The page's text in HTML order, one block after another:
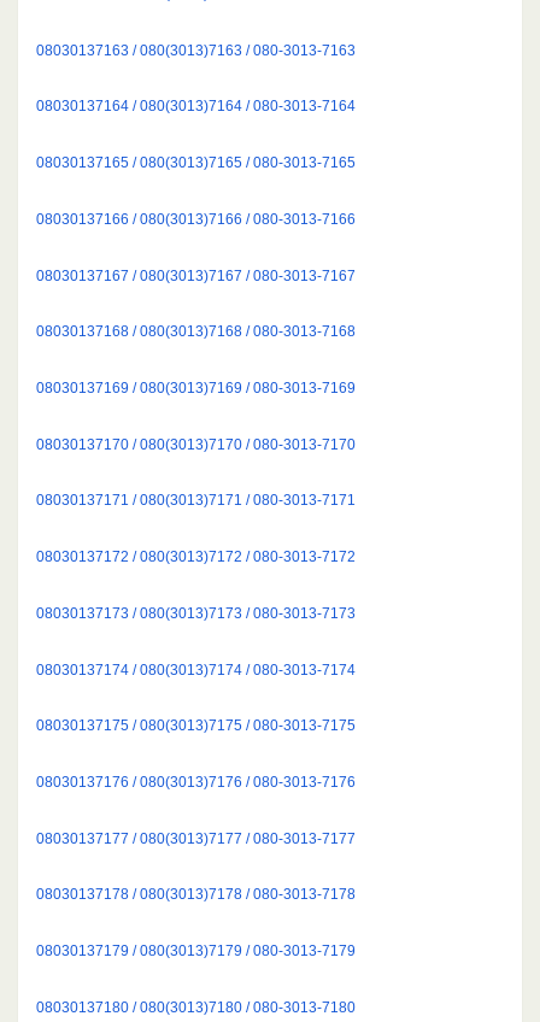
08030137163 / 080(3013)7163 / 080-3013-7163
08030137164 / 080(3013)7164 / 080-3013-7164
08030137165 / 080(3013)7165 / 080-3013-7165
08030137166 / 080(3013)7166 / 080-3013-7166
08030137167 / 080(3013)7167 / 080-3013-7167
08030137168 / 080(3013)7168 / 080-3013-7168
08030137169 / 080(3013)7169 / 080-3013-7169
08030137170 / 080(3013)7170 / 080-3013-7170
08030137171 / 080(3013)7171 / 080-3013-7171
08030137172 / 080(3013)7172 / 080-3013-7172
08030137173 / 080(3013)7173 / 080-3013-7173
08030137174 / 080(3013)7174 / 080-3013-7174
08030137175 / 080(3013)7175 / 080-3013-7175
08030137176 / 080(3013)7176 / 080-3013-7176
08030137177 / 080(3013)7177 / 080-3013-7177
08030137178 / 080(3013)7178 / 080-3013-7178
08030137179 / 080(3013)7179 / 080-3013-7179
08030137180 / 080(3013)7180 / 080-3013-7180